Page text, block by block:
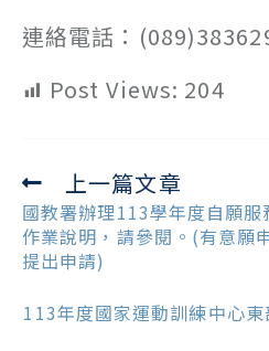
連絡電話：
Post Views: 204
Read
more
articles
上一篇文章
國教署辦理113學年度自願
作業說明，請參閱。(有意願
提出申請)
113年度國家運動訓練中心